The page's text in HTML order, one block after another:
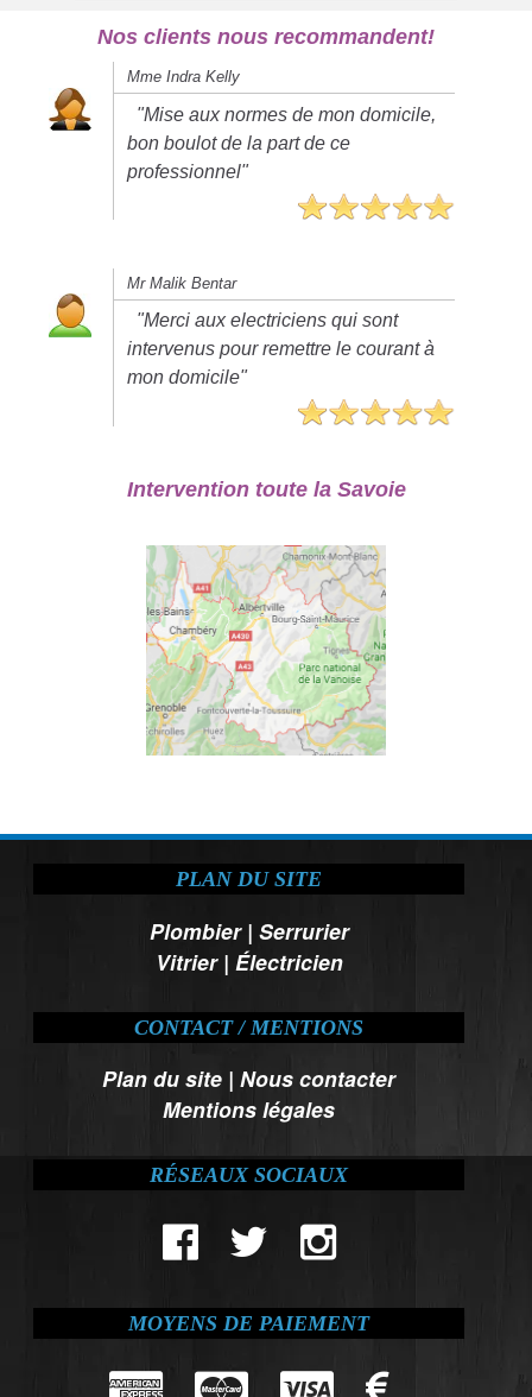
Nos clients nous recommandent!
Mme Indra Kelly
"Mise aux normes de mon domicile,
bon boulot de la part de ce
professionnel"
Mr Malik Bentar
"Merci aux electriciens qui sont
intervenus pour remettre le courant à
mon domicile"
Intervention toute la Savoie
PLAN DU SITE
Plombier| Serrurier
Vitrier| Électricien
CONTACT / MENTIONS
Plan du site |Nous contacter
Mentions légales
RÉSEAUX SOCIAUX
MOYENS DE PAIEMENT